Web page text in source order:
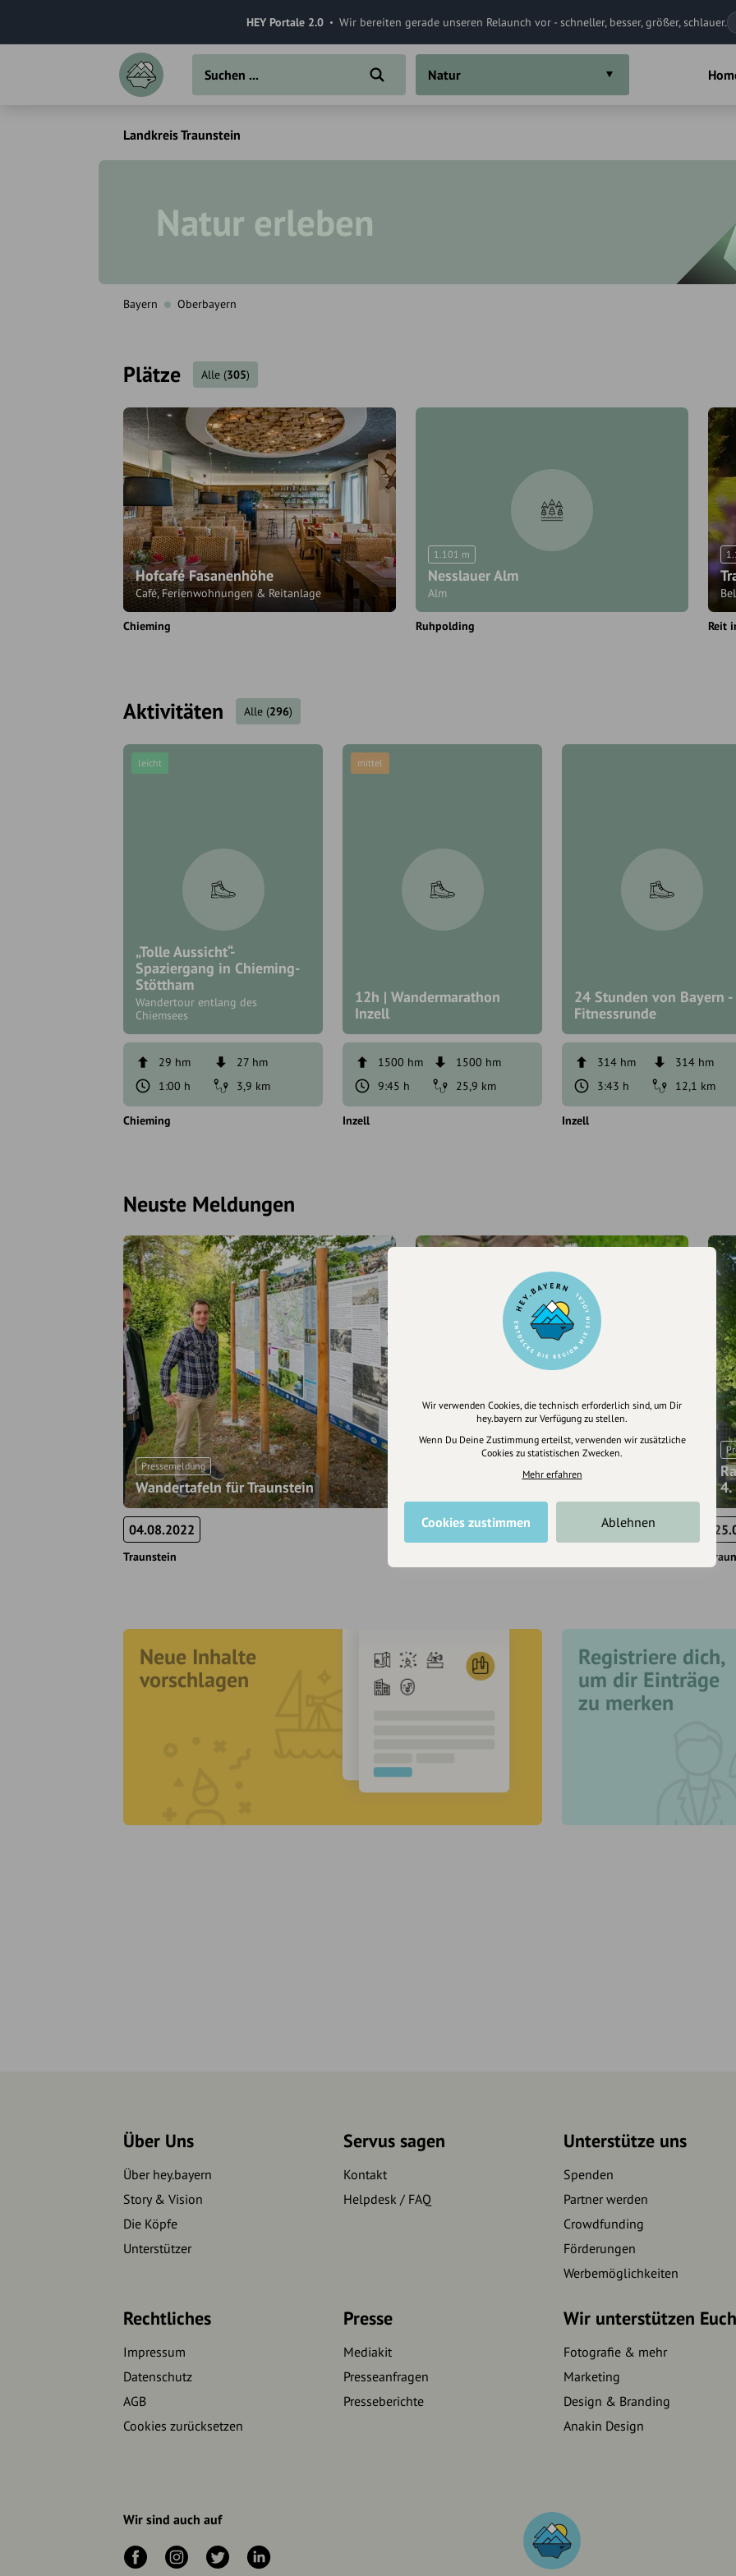
HEY Portale 2.0 Wir bereiten gerade unseren Relaunch vor - schneller, besser, größer, schlauer.
Natur
Landkreis Traunstein
Natur erleben
Bayern Oberbayern
Plätze Alle (305)
Hofcafé Fasanenhöhe
Café, Ferienwohnungen & Reitanlage
Chieming
1.101 m
Nesslauer Alm
Alm
Ruhpolding Reit
Aktivitäten Alle (296)
„Tolle Aussicht“-
Spaziergang in Chieming-
Stöttham
Wandertour entlang des
Chiemsees
leicht
29 hm
27 hm
1:00 h
3,9 km
Chieming
12h | Wandermarathon
Inzell
mittel
1500 hm
1500 hm
9:45 h
25,9 km
Inzell
24 Stunden von Bayern -
Fitnessrunde
314 hm
314 hm
3:43 h
12,1 km
Inzell
Neuste Meldungen
Pressemeldung
Wandertafeln für Traunstein
04.08.2022
Traunstein
Pressemeldung
Von wilden Pflanzen und essbaren
Kräutern
Geführte Wanderung mit Daniela Spies am 13.
26.07.2022
4.
Neue Inhalte
vorschlagen
Registriere dich,
um dir Einträge
zu merken
Über Uns
Über hey.bayern
Story & Vision
Die Köpfe
Unterstützer
Servus sagen
Kontakt
Helpdesk / FAQ
Unterstütze uns
Spenden
Partner werden
Crowdfunding
Förderungen
Werbemöglichkeiten
Rechtliches
Impressum
Datenschutz
AGB
Cookies zurücksetzen
Presse
Mediakit
Presseanfragen
Presseberichte
Wir unterstützen Euch
Fotografie & mehr
Marketing
Design & Branding
Anakin Design
Wir sind auch auf
Wir verwenden Cookies, die technisch erforderlich sind, um Dir
hey.bayern zur Verfügung zu stellen.
Wenn Du Deine Zustimmung erteilst, verwenden wir zusätzliche
Cookies zu statistischen Zwecken.
Mehr erfahren
Cookies zustimmen Ablehnen